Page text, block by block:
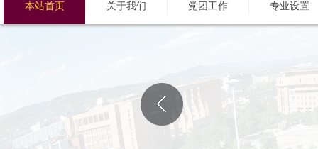
本站首页 关于我们 党团工作 专业设置